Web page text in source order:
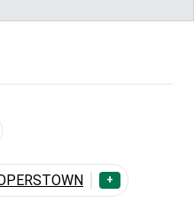
+